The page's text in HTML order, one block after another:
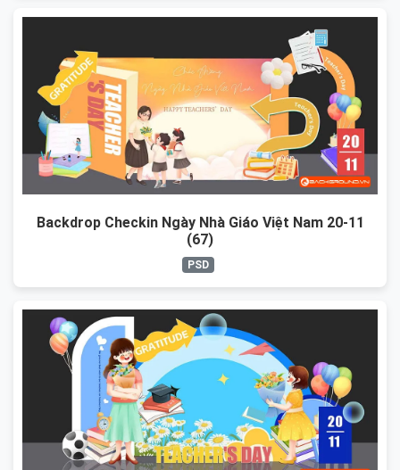
Backdrop Checkin Ngày Nhà Giáo Việt Nam 20-11
(67)
PSD